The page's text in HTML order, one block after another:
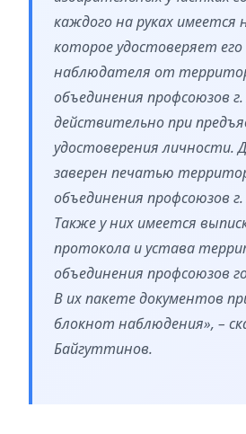
каждого на руках имеется
которое удостоверяет
наблюдателя от
объединения профсоюзов
действительно при
удостоверения личности.
заверен печатью
объединения профсоюзов
Также у них имеется
протокола и устава
объединения профсоюзов
В их пакете документов
блокнот наблюдения», –
Байгуттинов.